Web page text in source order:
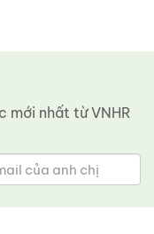
mới nhất từ ​​VNHR